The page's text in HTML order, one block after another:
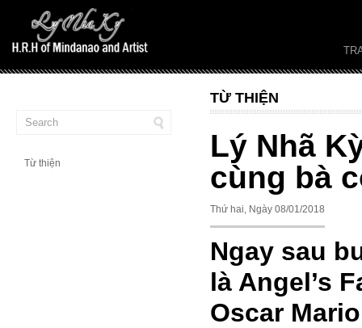
Từ thiện
TỪ THIỆN
Lý Nhã
cùng bà
Thứ hai, Ngày 08/01/2018
Ngay sau
là Angel’s
Oscar